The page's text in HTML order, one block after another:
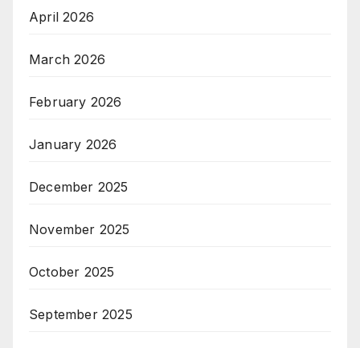
April 2026
March 2026
February 2026
January 2026
December 2025
November 2025
October 2025
September 2025